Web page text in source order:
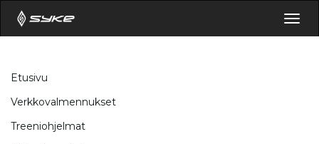
Etusivu
Verkkovalmennukset
Treeniohjelmat